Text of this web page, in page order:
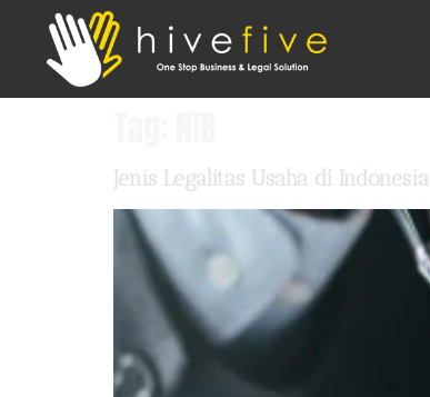
Jenis Legalitas Usaha di Indonesia